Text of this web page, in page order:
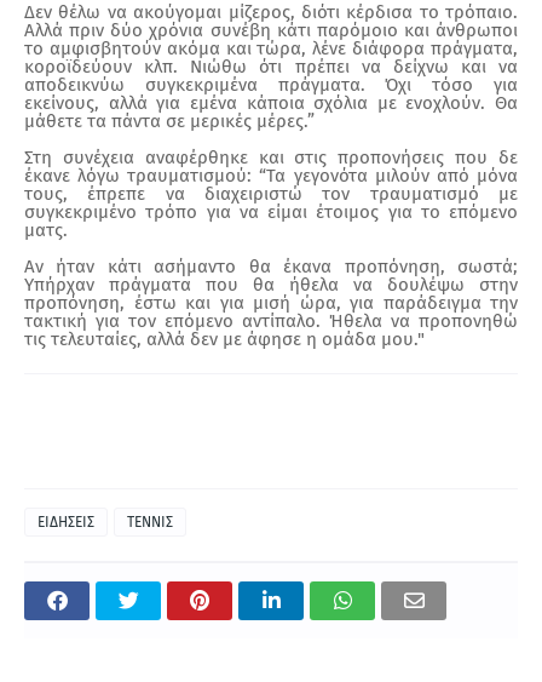
Δεν θέλω να ακούγομαι μίζερος, διότι κέρδισα το τρόπαιο.
Αλλά πριν δύο χρόνια συνέβη κάτι παρόμοιο και άνθρωποι
το αμφισβητούν ακόμα και τώρα, λένε διάφορα πράγματα,
κοροϊδεύουν κλπ. Νιώθω ότι πρέπει να δείχνω και να
αποδεικνύω συγκεκριμένα πράγματα. Όχι τόσο για
εκείνους, αλλά για εμένα κάποια σχόλια με ενοχλούν. Θα
μάθετε τα πάντα σε μερικές μέρες.”
Στη συνέχεια αναφέρθηκε και στις προπονήσεις που δε
έκανε λόγω τραυματισμού: “Τα γεγονότα μιλούν από μόνα
τους, έπρεπε να διαχειριστώ τον τραυματισμό με
συγκεκριμένο τρόπο για να είμαι έτοιμος για το επόμενο
ματς.
Αν ήταν κάτι ασήμαντο θα έκανα προπόνηση, σωστά;
Υπήρχαν πράγματα που θα ήθελα να δουλέψω στην
προπόνηση, έστω και για μισή ώρα, για παράδειγμα την
τακτική για τον επόμενο αντίπαλο. Ήθελα να προπονηθώ
τις τελευταίες, αλλά δεν με άφησε η ομάδα μου."
ΕΙΔΗΣΕΙΣ ΤΕΝΝΙΣ